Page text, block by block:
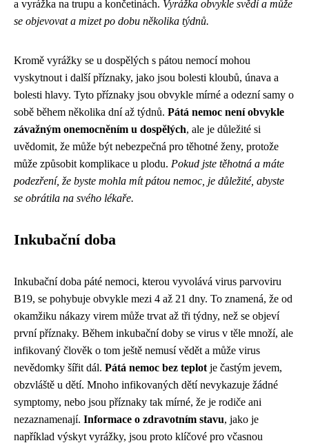
a vyrážka na trupu a končetinách. Vyrážka obvykle svědí a může
se objevovat a mizet po dobu několika týdnů.
Kromě vyrážky se u dospělých s pátou nemocí mohou
vyskytnout i další příznaky, jako jsou bolesti kloubů, únava a
bolesti hlavy. Tyto příznaky jsou obvykle mírné a odezní samy o
sobě během několika dní až týdnů. Pátá nemoc není obvykle
závažným onemocněním u dospělých, ale je důležité si
uvědomit, že může být nebezpečná pro těhotné ženy, protože
může způsobit komplikace u plodu. Pokud jste těhotná a máte
podezření, že byste mohla mít pátou nemoc, je důležité, abyste
se obrátila na svého lékaře.
Inkubační doba
Inkubační doba páté nemoci, kterou vyvolává virus parvoviru
B19, se pohybuje obvykle mezi 4 až 21 dny. To znamená, že od
okamžiku nákazy virem může trvat až tři týdny, než se objeví
první příznaky. Během inkubační doby se virus v těle množí, ale
infikovaný člověk o tom ještě nemusí vědět a může virus
nevědomky šířit dál. Pátá nemoc bez teplot je častým jevem,
obzvláště u dětí. Mnoho infikovaných dětí nevykazuje žádné
symptomy, nebo jsou příznaky tak mírné, že je rodiče ani
nezaznamenají. Informace o zdravotním stavu, jako je
například výskyt vyrážky, jsou proto klíčové pro včasnou